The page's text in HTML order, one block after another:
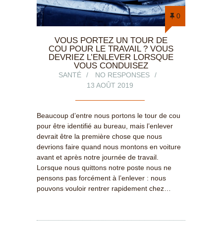
0
VOUS PORTEZ UN TOUR DE
COU POUR LE TRAVAIL ? VOUS
DEVRIEZ L’ENLEVER LORSQUE
VOUS CONDUISEZ
SANTÉ
NO RESPONSES
13 AOÛT 2019
Beaucoup d’entre nous portons le tour de cou
pour être identifié au bureau, mais l’enlever
devrait être la première chose que nous
devrions faire quand nous montons en voiture
avant et après notre journée de travail.
Lorsque nous quittons notre poste nous ne
pensons pas forcément à l’enlever : nous
pouvons vouloir rentrer rapidement chez…